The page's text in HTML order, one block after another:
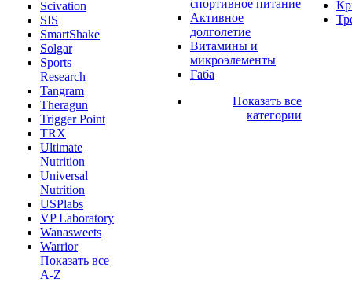
Scivation
SIS
SmartShake
Solgar
Sports
Research
Tangram
Theragun
Trigger Point
TRX
Ultimate
Nutrition
Universal
Nutrition
USPlabs
VP Laboratory
Wanasweets
Warrior
Показать все
A-Z
спортивное питание
Активное
долголетие
Витамины и
микроэлементы
Габа
Показать все
категории